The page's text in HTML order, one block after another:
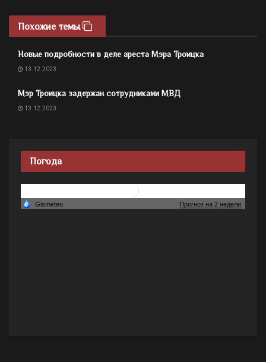
Похожие темы
Новые подробности в деле ареста Мэра Троицка
13.12.2023
Мэр Троицка задержан сотрудниками МВД
13.12.2023
Погода